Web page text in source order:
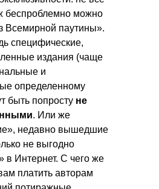
беспроблемно можно
Всемирной паутины».
специфические,
издания (чаще
и
определенному
быть попросту не
. Или же
недавно вышедшие
не выгодно
в Интернет. С чего же
платить авторам